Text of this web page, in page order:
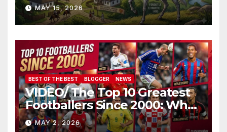
Amalgamării
MAY 15, 2026
BEST OF THE BEST BLOGGER NEWS
VIDEO/ The Top 10 Greatest
Footballers Since 2000: Who
Is Number One
MAY 2, 2026